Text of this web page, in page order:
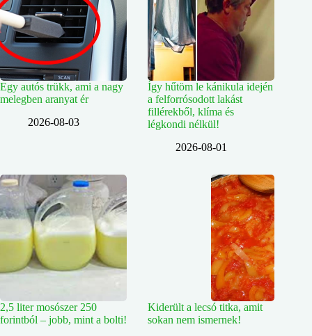
Egy autós trükk, ami a nagy
melegben aranyat ér
2026-08-03
Így hűtöm le kánikula idején
a felforrósodott lakást
fillérekből, klíma és
légkondi nélkül!
2026-08-01
2,5 liter mosószer 250
forintból – jobb, mint a bolti!
Kiderült a lecsó titka, amit
sokan nem ismernek!